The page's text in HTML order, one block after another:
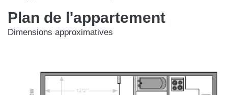
Plan de l'appartement
Dimensions approximatives